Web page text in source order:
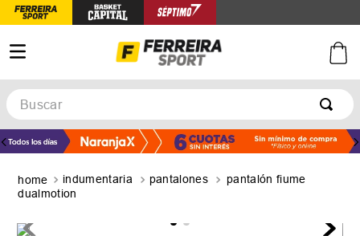
Buscar
indumentaria pantalones
pantalón fiume
dualmotion
TÉRMINOS MÁS BUSCADOS
2.
zapatillas